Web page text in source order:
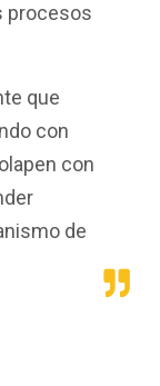
procesos
que
con
con
de